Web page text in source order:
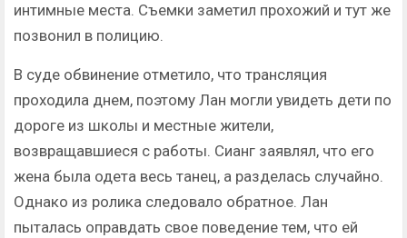
интимные места. Съемки заметил прохожий и тут же
позвонил в полицию.
В суде обвинение отметило, что трансляция
проходила днем, поэтому Лан могли увидеть дети по
дороге из школы и местные жители,
возвращавшиеся с работы. Сианг заявлял, что его
жена была одета весь танец, а разделась случайно.
Однако из ролика следовало обратное. Лан
пыталась оправдать свое поведение тем, что ей